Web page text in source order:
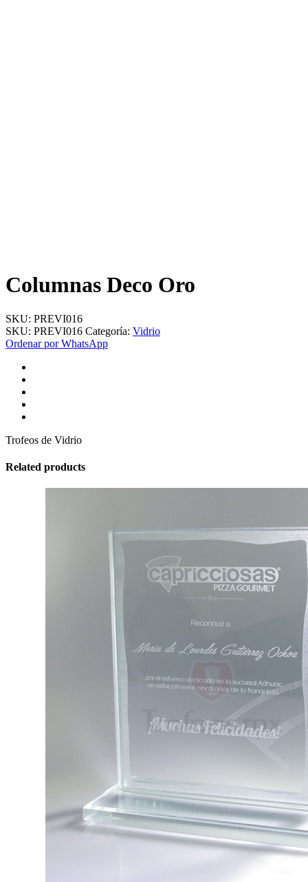
Columnas Deco Oro
SKU: PREVI016
SKU: PREVI016 Categoría: Vidrio
Ordenar por WhatsApp
Trofeos de Vidrio
Related products